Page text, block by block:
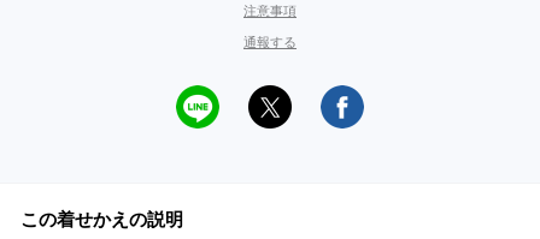
注意事項
通報する
この着せかえの説明